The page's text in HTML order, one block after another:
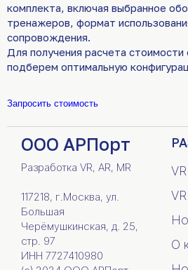
комплекта, включая выбранное
тренажеров, формат
сопровождения.
Для получения расчета
подберем оптимальную
Запросить стоимость
ООО АРПорт
Разработка VR, AR, MR
117218, г.Москва, ул.
Большая
Черёмушкинская, д. 25,
стр. 97
ИНН 7727410980
О